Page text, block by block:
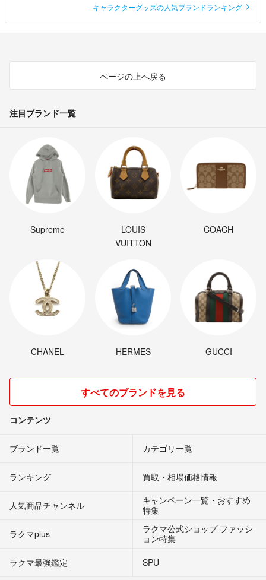
キャラクターグッズの人気ブランドランキング
ページの上へ戻る
注目ブランド一覧
Supreme
LOUIS
VUITTON
COACH
CHANEL HERMES GUCCI
すべてのブランドを見る
コンテンツ
ブランド一覧 カテゴリ一覧
ランキング 買取・相場価格情報
人気商品チャンネル
キャンペーン一覧・おすすめ
特集
ラクマplus
ラクマ公式ショップ ファッシ
ョン特集
ラクマ最強鑑定
SPU